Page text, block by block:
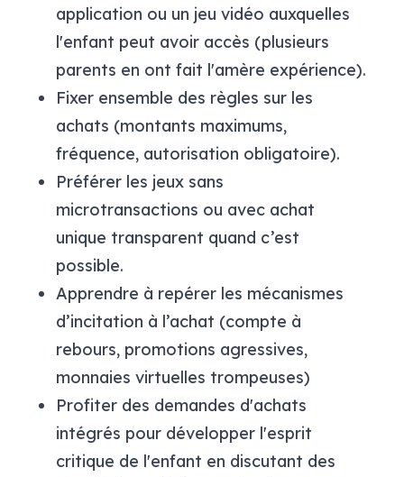
application ou un jeu vidéo auxquelles
l'enfant peut avoir accès (plusieurs
parents en ont fait l'amère expérience).
Fixer ensemble des règles sur les
achats (montants maximums,
fréquence, autorisation obligatoire).
Préférer les jeux sans
microtransactions ou avec achat
unique transparent quand c’est
possible.
Apprendre à repérer les mécanismes
d’incitation à l’achat (compte à
rebours, promotions agressives,
monnaies virtuelles trompeuses)
Profiter des demandes d'achats
intégrés pour développer l'esprit
critique de l'enfant en discutant des